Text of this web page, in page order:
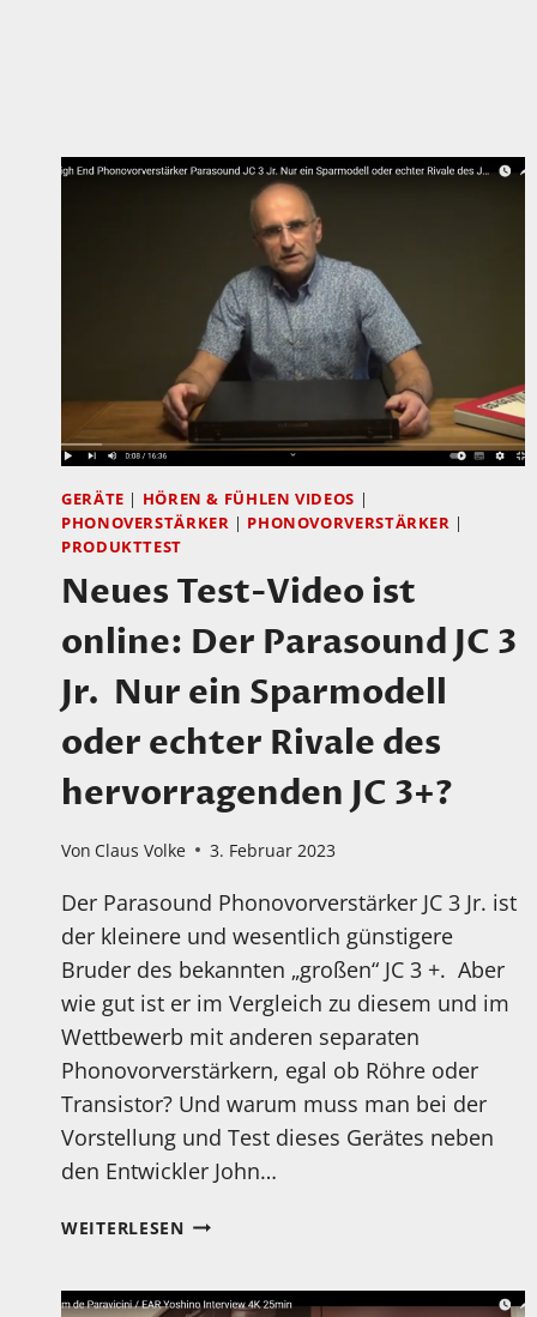
GERÄTE | HÖREN & FÜHLEN VIDEOS |
PHONOVERSTÄRKER | PHONOVORVERSTÄRKER |
PRODUKTTEST
Neues Test-Video ist
online: Der Parasound JC 3
Jr. Nur ein Sparmodell
oder echter Rivale des
hervorragenden JC 3+?
Von Claus Volke 3. Februar 2023
Der Parasound Phonovorverstärker JC 3 Jr. ist
der kleinere und wesentlich günstigere
Bruder des bekannten „großen“ JC 3 +. Aber
wie gut ist er im Vergleich zu diesem und im
Wettbewerb mit anderen separaten
Phonovorverstärkern, egal ob Röhre oder
Transistor? Und warum muss man bei der
Vorstellung und Test dieses Gerätes neben
den Entwickler John…
WEITERLESENNEUES
IST